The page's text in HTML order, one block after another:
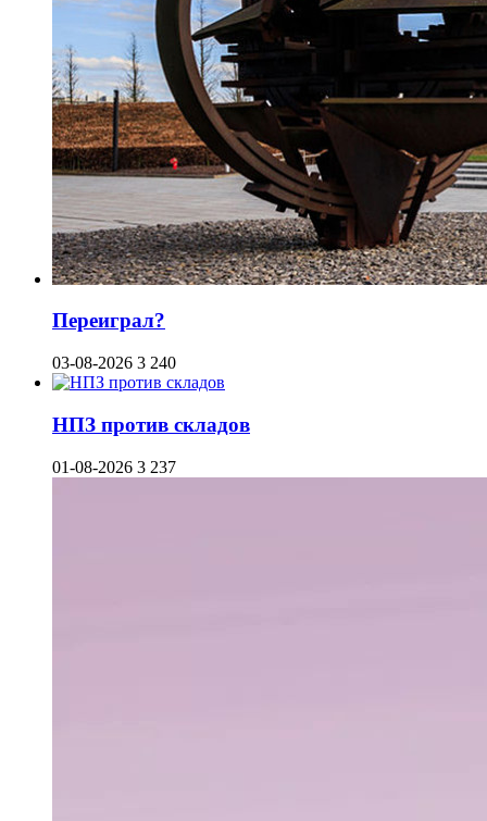
Переиграл?
03-08-2026 3 240
НПЗ против складов
01-08-2026 3 237